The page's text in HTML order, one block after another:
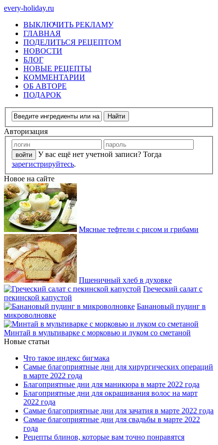
every-holiday.ru
ВЫКЛЮЧИТЬ РЕКЛАМУ
ГЛАВНАЯ
ПОДЕЛИТЬСЯ РЕЦЕПТОМ
НОВОСТИ
БЛОГ
НОВЫЕ РЕЦЕПТЫ
КОММЕНТАРИИ
ОБ АВТОРЕ
ПОДАРОК
Авторизация
У вас ещё нет учетной записи? Тогда
зарегистрируйтесь.
Новое на сайте
Мясные тефтели с рисом и грибами
Пшеничный хлеб в духовке
Греческий салат с
пекинской капустой
Банановый пудинг в
микроволновке
Минтай в мультиварке с морковью и луком со сметаной
Новые статьи
Что такое индекс бигмака
Самые благоприятные дни для хирургических операций
в марте 2022 года
Благоприятные дни для маникюра в марте 2022 года
Благоприятные дни для окрашивания волос на март
2022 года
Самые благоприятные дни для зачатия в марте 2022 года
Самые благоприятные дни для свадьбы в марте 2022
года
Рецепты блинов, которые вам точно понравятся